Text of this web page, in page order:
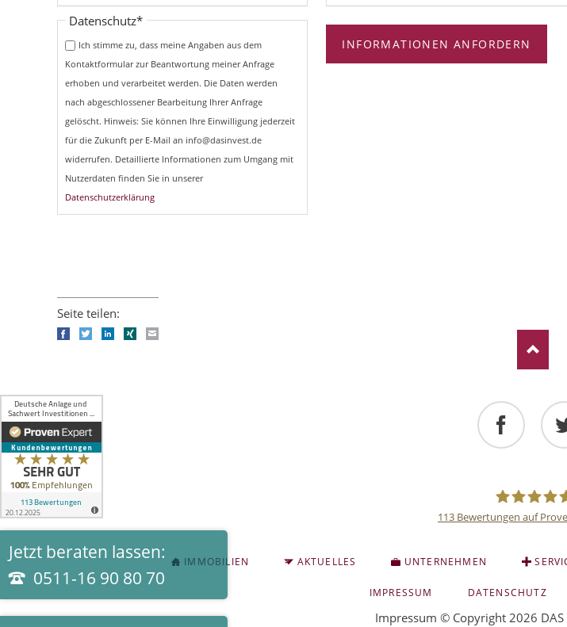
Jetzt beraten lassen:
0511-16 90 80 70
Pflichtfeld
Datenschutz*
Ich stimme zu, dass meine Angaben aus dem
Kontaktformular zur Beantwortung meiner Anfrage
erhoben und verarbeitet werden. Die Daten werden
nach abgeschlossener Bearbeitung Ihrer Anfrage
gelöscht. Hinweis: Sie können Ihre Einwilligung jederzeit
für die Zukunft per E-Mail an info@dasinvest.de
widerrufen. Detaillierte Informationen zum Umgang mit
Nutzerdaten finden Sie in unserer
Datenschutzerklärung
INFORMATIONEN ANFORDERN
Seite teilen:
FacebookTwitterLinkedIn
Xing
113 Bewertungen auf
NAVIGATION
ÜBERSPRINGEN
IMMOBILIEN AKTUELLES UNTERNEHMEN
ÜBERSPRINGEN
IMPRESSUM DATENSCHUTZ
Impressum © Copyright 2026